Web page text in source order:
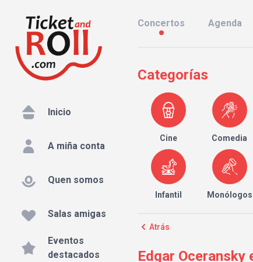
Inicio
A miña conta
Quen somos
Salas amigas
Eventos
destacados
Concertos Agenda
Categorías
Cine Comedia
Infantil Monólogos
Atrás
Edgar Oceransky